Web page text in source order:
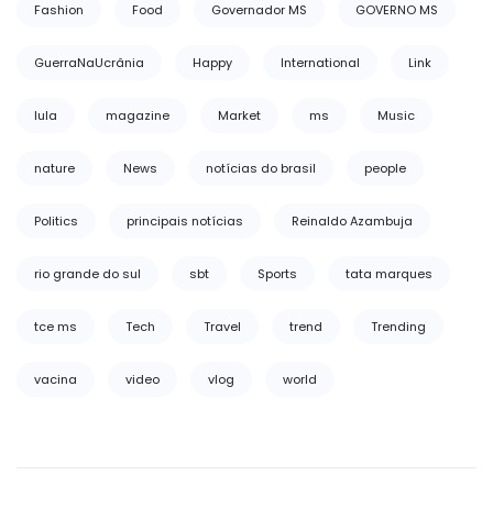
Fashion Food Governador MS GOVERNO MS
GuerraNaUcrânia Happy International Link
lula magazine Market ms Music
nature News notícias do brasil people
Politics principais notícias Reinaldo Azambuja
rio grande do sul sbt Sports tata marques
tce ms Tech Travel trend Trending
vacina video vlog world